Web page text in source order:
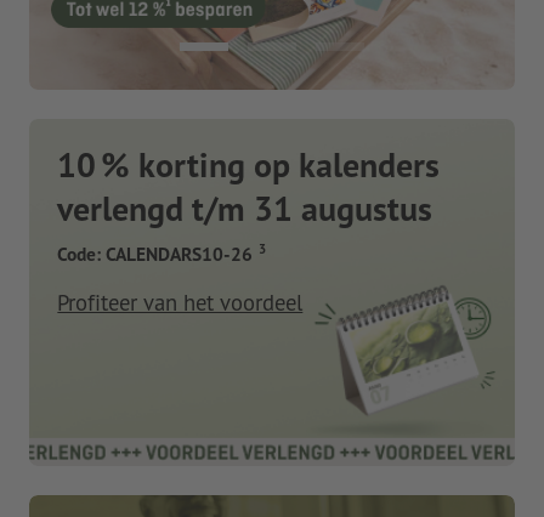
10 % korting op kalenders
verlengd t/m 31 augustus
Code: CALENDARS10-26 3
Profiteer van het voordeel